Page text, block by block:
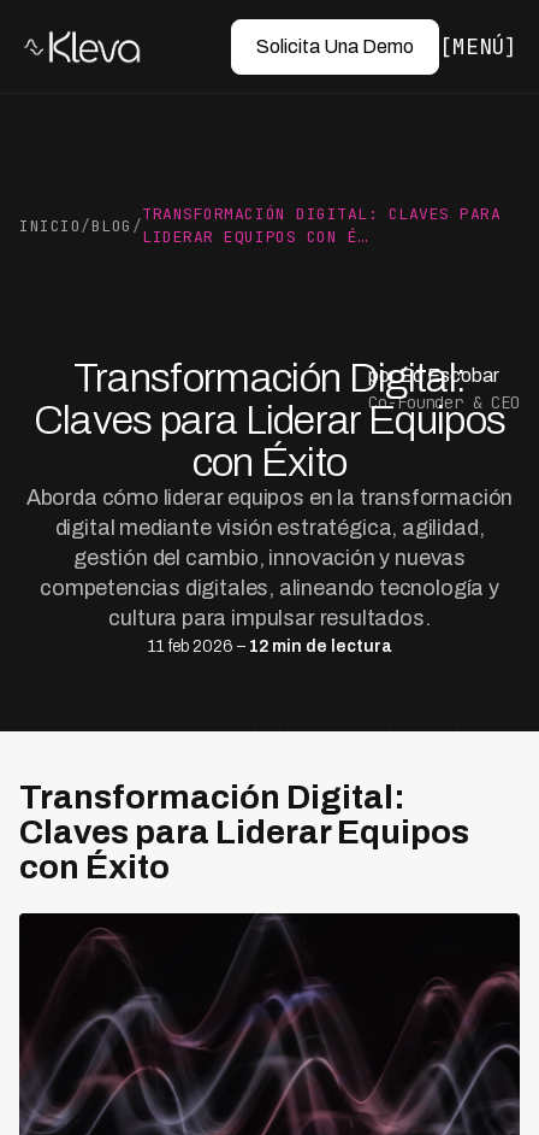
Solicita Una Demo MENÚ
INICIO/BLOG /
TRANSFORMACIÓN DIGITAL: CLAVES PARA
LIDERAR EQUIPOS CON É…
Transformación Digital:
Claves para Liderar Equipos
con Éxito
Aborda cómo liderar equipos en la transformación
digital mediante visión estratégica, agilidad,
gestión del cambio, innovación y nuevas
competencias digitales, alineando tecnología y
cultura para impulsar resultados.
11 feb 2026 – 12 min de lectura
por Ed Escobar
Co-Founder & CEO
Transformación Digital:
Claves para Liderar Equipos
con Éxito